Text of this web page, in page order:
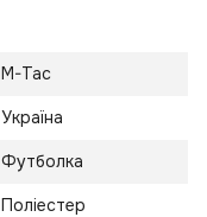
M-Tac
Україна
Футболка
Поліестер